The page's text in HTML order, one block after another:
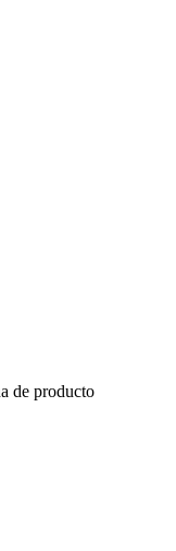
de producto